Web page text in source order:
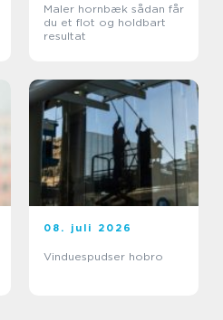
Maler hornbæk sådan får
du et flot og holdbart
resultat
08. juli 2026
Vinduespudser hobro